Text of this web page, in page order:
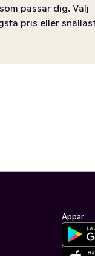
passar dig. Välj
pris eller
Appar